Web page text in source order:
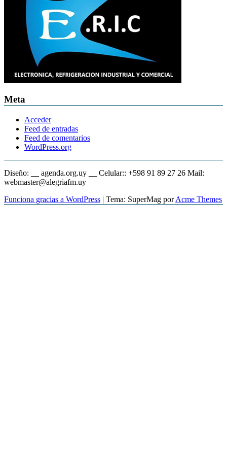
Meta
Acceder
Feed de entradas
Feed de comentarios
WordPress.org
Diseño: __ agenda.org.uy __ Celular:: +598 91 89 27 26 Mail:
webmaster@alegriafm.uy
Funciona gracias a WordPress | Tema: SuperMag porAcme Themes